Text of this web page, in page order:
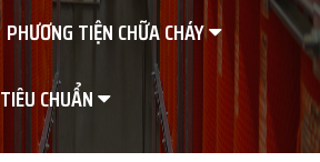
PHƯƠNG TIỆN CHỮA CHÁY
TIÊU CHUẨN